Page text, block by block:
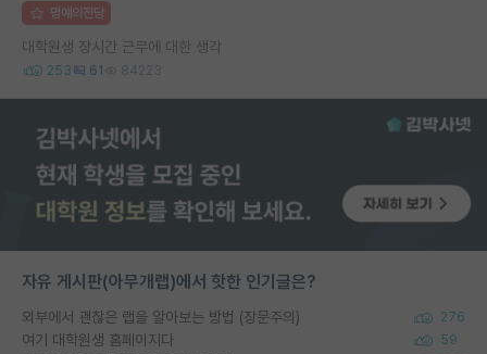
명예의전당
대학원생 장시간 근무에 대한 생각
253 61 84223
자유 게시판(아무개랩)에서 핫한 인기글은?
외부에서 괜찮은 랩을 알아보는 방법 (장문주의) 276
여기 대학원생 홈페이지다 59